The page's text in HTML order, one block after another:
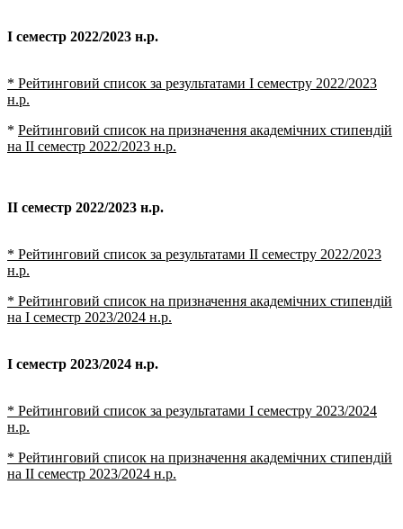
І семестр 2022/2023 н.р.
* Рейтинговий список за результатами І семестру 2022/2023
н.р.
* Рейтинговий список на призначення академічних стипендій
на ІІ семестр 2022/2023 н.р.
ІІ семестр 2022/2023 н.р.
* Рейтинговий список за результатами ІІ семестру 2022/2023
н.р.
* Рейтинговий список на призначення академічних стипендій
на І семестр 2023/2024 н.р.
І семестр 2023/2024 н.р.
* Рейтинговий список за результатами І семестру 2023/2024
н.р.
* Рейтинговий список на призначення академічних стипендій
на ІІ семестр 2023/2024 н.р.